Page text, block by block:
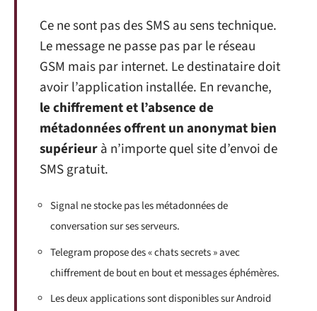
Ce ne sont pas des SMS au sens technique.
Le message ne passe pas par le réseau
GSM mais par internet. Le destinataire doit
avoir l’application installée. En revanche,
le chiffrement et l’absence de
métadonnées offrent un anonymat bien
supérieurà n’importe quel site d’envoi de
SMS gratuit.
Signal ne stocke pas les métadonnées de
conversation sur ses serveurs.
Telegram propose des « chats secrets » avec
chiffrement de bout en bout et messages éphémères.
Les deux applications sont disponibles sur Android